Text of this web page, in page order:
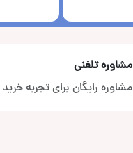
مشاوره تلفنی
مشاوره رایگان برای تجربه خرید